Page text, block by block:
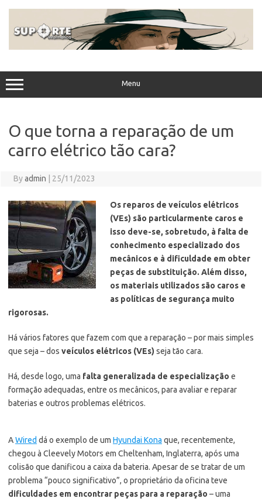
Menu
O que torna a reparação de um
carro elétrico tão cara?
Byadmin 25/11/2023
Os reparos de veículos elétricos
(VEs) são particularmente caros e
isso deve-se, sobretudo, à falta de
conhecimento especializado dos
mecânicos e à dificuldade em obter
peças de substituição. Além disso,
os materiais utilizados são caros e
as políticas de segurança muito
rigorosas.
Há vários fatores que fazem com que a reparação – por mais simples
que seja – dos veículos elétricos (VEs) seja tão cara.
Há, desde logo, uma falta generalizada de especialização e
formação adequadas, entre os mecânicos, para avaliar e reparar
baterias e outros problemas elétricos.
AWired dá o exemplo de um Hyundai Kona que, recentemente,
chegou à Cleevely Motors em Cheltenham, Inglaterra, após uma
colisão que danificou a caixa da bateria. Apesar de se tratar de um
problema “pouco significativo”, o proprietário da oficina teve
dificuldades em encontrar peças para a reparação – uma